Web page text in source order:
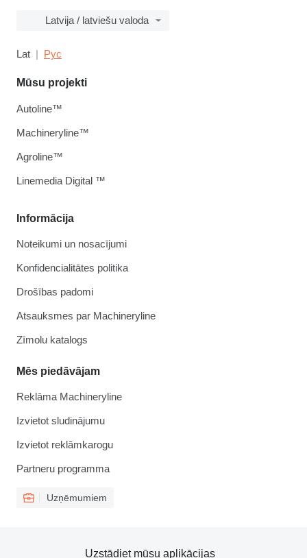
Latvija / latviešu valoda
Lat Рус
Informācija
Noteikumi un nosacījumi
Konfidencialitātes politika
Drošības padomi
Atsauksmes par Machineryline
Zīmolu katalogs
Mēs piedāvājam
Reklāma Machineryline
Izvietot sludinājumu
Izvietot reklāmkarogu
Partneru programma
Uzņēmumiem
Mūsu projekti
Autoline™
Machineryline™
Agroline™
Linemedia Digital ™
Uzstādiet mūsu aplikācijas